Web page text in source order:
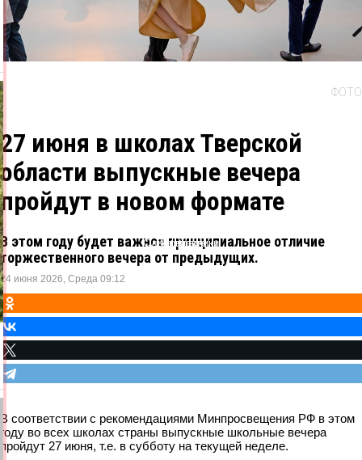
ФОТО
27 июня в школах Тверской
области выпускные вечера
пройдут в новом формате
В этом году будет важное принципиальное отличие
торжественного вечера от предыдущих.
24 июня 2026, Среда 09:12
Одноклассники
ВКонтакте
X
Telegram
В соответствии с рекомендациями Минпросвещения РФ в этом
году во всех школах страны выпускные школьные вечера
пройдут 27 июня, т.е. в субботу на текущей неделе.